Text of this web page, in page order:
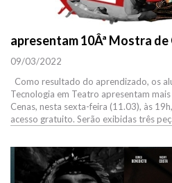
apresentam 10Âª Mostra de
09/03/2022
Como resultado do aprendizado, os
Tecnologia em Teatro apresentam
Cenas, nesta sexta-feira (11.03), às
acesso gratuito. Serão exibidas três